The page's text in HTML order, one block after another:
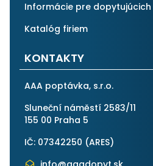
Informácie pre dopytujúcich
Katalóg firiem
KONTAKTY
AAA poptávka, s.r.o.
Sluneční náměstí 2583/11
155 00 Praha 5
IČ: 07342250 (ARES)